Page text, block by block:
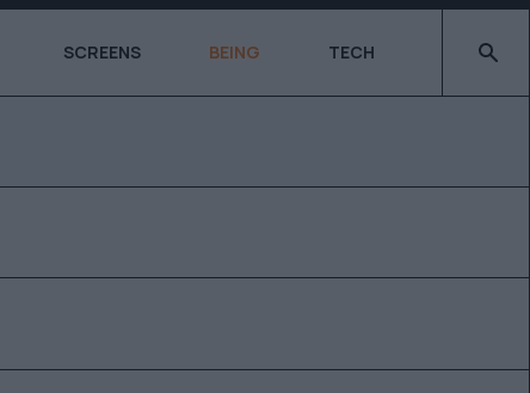
SCREENS BEING TECH Type